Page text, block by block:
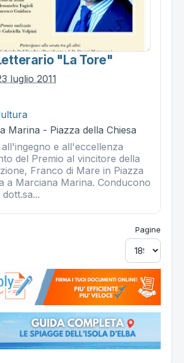
"la Tore"
luglio 2011
Marina - Piazza della Chiesa
e all'eccellenza
del Premio al vincitore della
Franco di Mare in Piazza
a Marciana Marina. Conducono
Pagine